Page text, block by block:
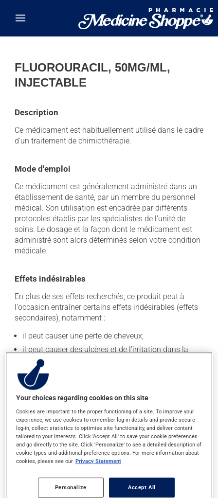
FLUOROURACIL, 50MG/ML,
INJECTABLE
Description
Ce médicament est habituellement utilisé dans le cadre
d'un traitement de chimiothérapie.
Mode d'emploi
Ce médicament est généralement administré dans un
établissement de santé, par un membre du personnel
médical. Son utilisation est encadrée par différents
protocoles établis par les spécialistes de l'unité de
soins. Le dosage et la façon dont le médicament est
administré sont alors déterminés selon votre condition
médicale.
Effets indésirables
En plus de ses effets recherchés, ce produit peut à
l'occasion entraîner certains effets indésirables (effets
secondaires), notamment :
il peut causer une perte de cheveux;
il peut causer des ulcères et de l'irritation dans la
bouche;
il peut causer de la diarrhée;
il peut provoquer des changements dans la formule
sanguine, ce qui peut se manifester par une fatigue
gorge ou des infections - contactez votre médecin si
cela se produit;
il peut entraîner une irritation de l'oesophage;
il peut causer une inflammation de la peau
(dermatite);
il peut causer des nausées ou, rarement, des
vomissements.
Your choices regarding cookies on this site
Cookies are important to the proper functioning of a site. To improve your
experience, we use cookies to remember log-in details and provide secure
log-in, collect statistics to optimise site functionality, and deliver content
tailored to your interests. Click 'Accept All' to save your cookie preferences
and go directly to the site. Click 'Personalize' to see a detailed description of
cookie types and additional preference options. For more information about
cookies, please see our Privacy Statement
Personalize Accept All